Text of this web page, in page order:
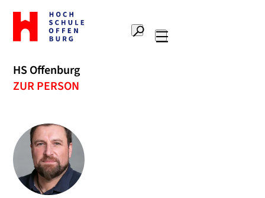
Zur
Startseite
Hochschule
Suche
HS Offenburg
ZUR PERSON